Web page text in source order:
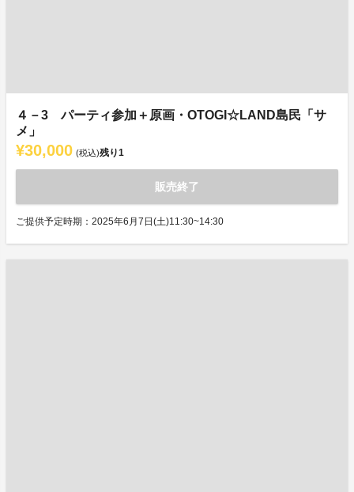
４－3 パーティ参加＋原画・OTOGI☆LAND島民「サ
メ」
¥30,000 (税込)残り1
販売終了
ご提供予定時期：2025年6月7日(土)11:30~14:30